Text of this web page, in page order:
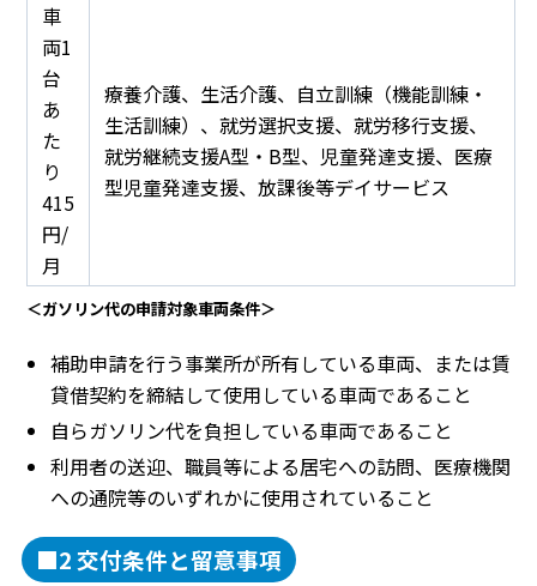
車
両1
台
あ
た
り
415
円/
月
療養介護、生活介護、自立訓練（機能訓練・
生活訓練）、就労選択支援、就労移行支援、
就労継続支援A型・B型、児童発達支援、医療
型児童発達支援、放課後等デイサービス
＜ガソリン代の申請対象車両条件＞
補助申請を行う事業所が所有している車両、または賃
貸借契約を締結して使用している車両であること
自らガソリン代を負担している車両であること
利用者の送迎、職員等による居宅への訪問、医療機関
への通院等のいずれかに使用されていること
■2 交付条件と留意事項